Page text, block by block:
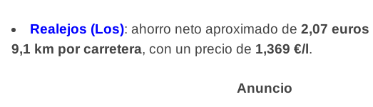
Realejos (Los): ahorro neto aproximado de 2,07 euros
9,1 km por carretera, con un precio de 1,369 €/l.